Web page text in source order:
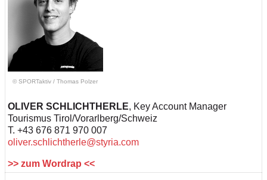
© SPORTaktiv / Thomas Polzer
OLIVER SCHLICHTHERLE, Key Account Manager
Tourismus Tirol/Vorarlberg/Schweiz
T. +43 676 871 970 007
oliver.schlichtherle@styria.com
>> zum Wordrap <<